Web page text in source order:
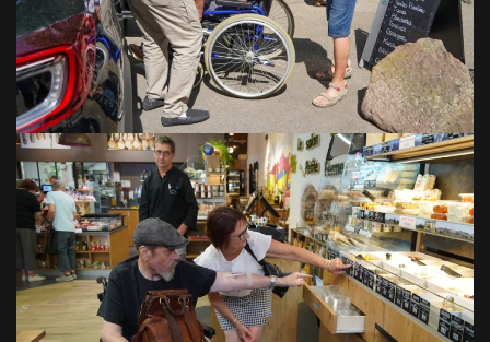
VOIR EN GRAND